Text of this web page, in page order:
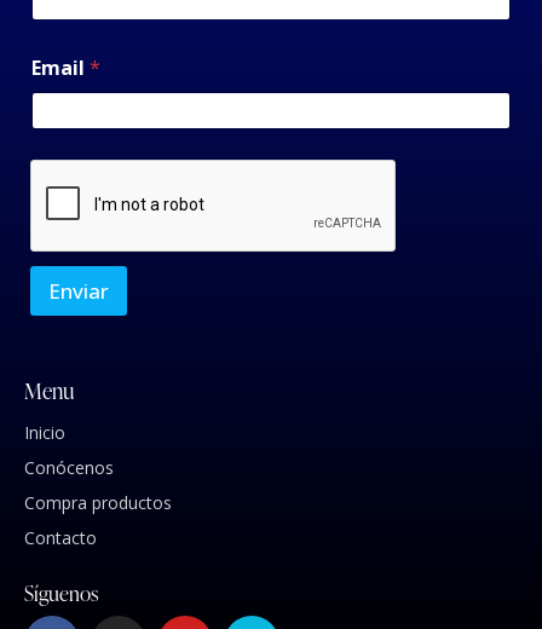
Email *
Enviar
Menu
Inicio
Conócenos
Compra productos
Contacto
Síguenos